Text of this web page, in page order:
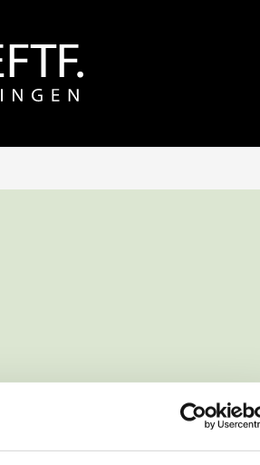
Prøv venligst igen